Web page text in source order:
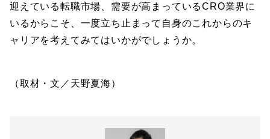
迎えている転職市場、需要が高まっているCRO業界に
いるからこそ、一度立ち止まって自身のこれからのキ
ャリアを考えてみてはいかがでしょうか。
（取材・文／天野夏海）